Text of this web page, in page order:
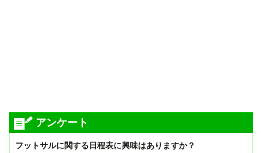
アンケート
フットサルに関する日程表に興味はありますか？